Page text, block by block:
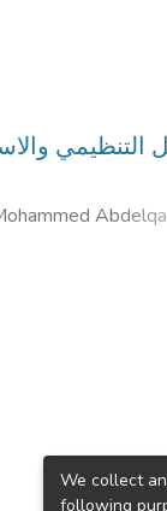
التنظيمي
We collect
following